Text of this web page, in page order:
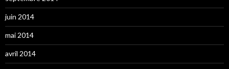
juin 2014
mai 2014
avril 2014